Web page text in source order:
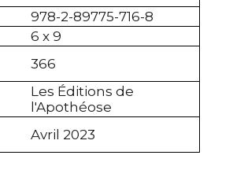
978-2-89775-716-8
6 x 9
366
Les Éditions de
l'Apothéose
Avril 2023